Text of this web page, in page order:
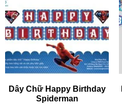
Dây Chữ Happy Birthday
Spiderman